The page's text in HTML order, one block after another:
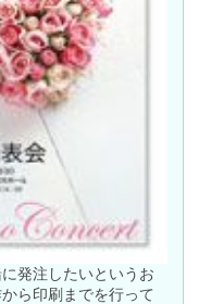
発注したいというお
ら印刷までを行って